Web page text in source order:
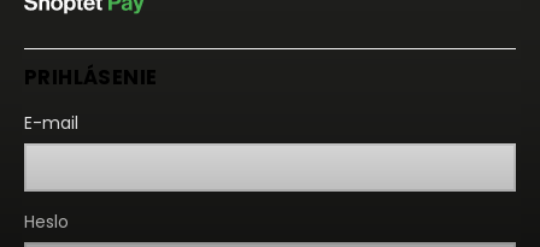
PRIHLÁSENIE
E-mail
Heslo